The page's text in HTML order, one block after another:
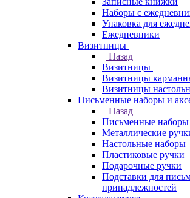
Наборы с
Упаковка для
Ежедневники
Визитницы
Назад
Визитницы
Визитницы
Визитницы
Письменные наборы и
Назад
Письменные наборы
Металлические
Настольные наборы
Пластиковые ручки
Подарочные ручки
Подставки для
принадлежностей